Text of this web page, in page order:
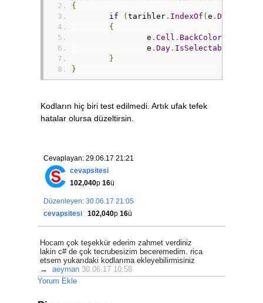
{
if
( tarihler . IndexOf ( e . Date
{
		e
. Cell . BackColor
		e
. Day . IsSelectable
}
}
Kodların hiç biri test edilmedi. Artık ufak tefek
hatalar olursa düzeltirsin.
Cevaplayan: 29.06.17 21:21
cevapsitesi
102,040p 16ü
Düzenleyen: 30.06.17 21:05
cevapsitesi
102,040p 16ü
Hocam çok teşekkür ederim zahmet verdiniz
lakin c# de çok tecrubesizim beceremedim. rica
etsem yukarıdaki kodlarıma ekleyebilirmisiniz
→ aeyman 30.06.17 10:58
Yorum Ekle